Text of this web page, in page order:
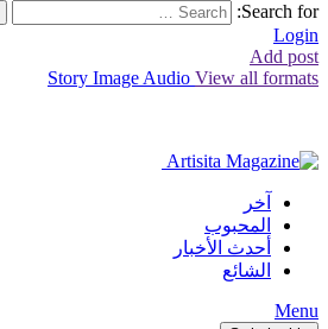
Search for:
Login
Add post
Story Image Audio View all formats
آخر
المحبوب
أحدث الأخبار
الشائع
Menu